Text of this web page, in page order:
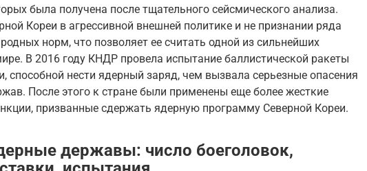
была получена после тщательного сейсмического анализа.
Кореи в агрессивной внешней политике и не признании ряда
норм, что позволяет ее считать одной из сильнейших
В 2016 году КНДР провела испытание баллистической ракеты
способной нести ядерный заряд, чем вызвала серьезные опасения
После этого к стране были применены еще более жесткие
призванные сдержать ядерную программу Северной Кореи.
державы: число боеголовок,